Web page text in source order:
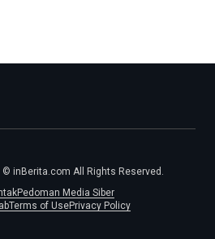
© inBerita.com All Rights Reserved.
Pedoman Media Siber
Terms of UsePrivacy Policy